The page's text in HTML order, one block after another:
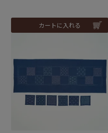
カートに入れる